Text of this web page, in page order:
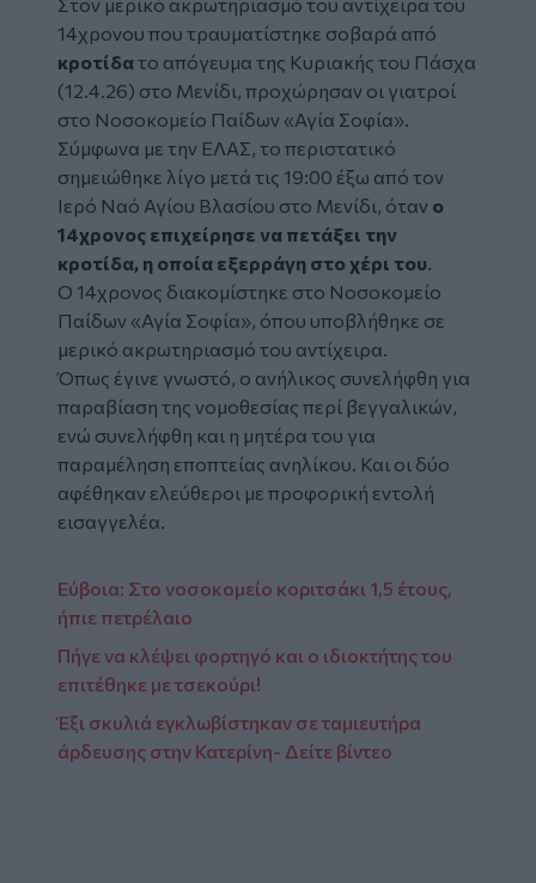
14χρονου που τραυματίστηκε σοβαρά από
κροτίδατο απόγευμα της Κυριακής του Πάσχα
(12.4.26) στο Μενίδι, προχώρησαν οι γιατροί
στο Νοσοκομείο Παίδων «Αγία Σοφία».
Σύμφωνα με την ΕΛΑΣ, το περιστατικό
σημειώθηκε λίγο μετά τις 19:00 έξω από τον
Ιερό Ναό Αγίου Βλασίου στο Μενίδι, όταν ο
14χρονος επιχείρησε να πετάξει την
κροτίδα, η οποία εξερράγη στο χέρι του.
Ο 14χρονος διακομίστηκε στο Νοσοκομείο
Παίδων «Αγία Σοφία», όπου υποβλήθηκε σε
μερικό ακρωτηριασμό του αντίχειρα.
Όπως έγινε γνωστό, ο ανήλικος συνελήφθη για
παραβίαση της νομοθεσίας περί βεγγαλικών,
ενώ συνελήφθη και η μητέρα του για
παραμέληση εποπτείας ανηλίκου. Και οι δύο
αφέθηκαν ελεύθεροι με προφορική εντολή
εισαγγελέα.
Εύβοια: Στο νοσοκομείο κοριτσάκι 1,5 έτους,
ήπιε πετρέλαιο
Πήγε να κλέψει φορτηγό και ο ιδιοκτήτης του
επιτέθηκε με τσεκούρι!
Έξι σκυλιά εγκλωβίστηκαν σε ταμιευτήρα
άρδευσης στην Κατερίνη- Δείτε βίντεο